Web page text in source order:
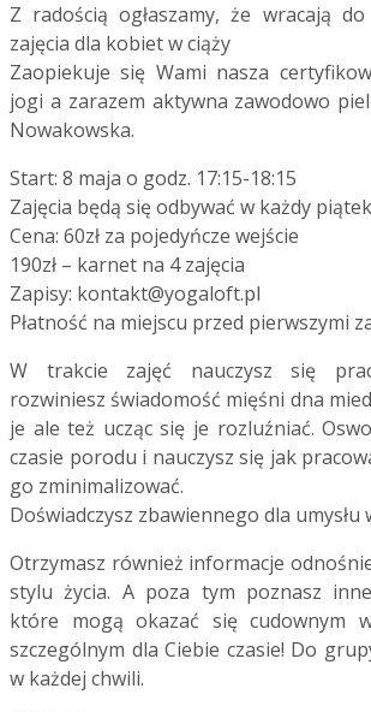
Z radością ogłaszamy, że wracają
zajęcia dla kobiet w ciąży
Zaopiekuje się Wami nasza
jogi a zarazem aktywna zawodowo
Nowakowska.
Start: 8 maja o godz. 17:15-18:15
Zajęcia będą się odbywać w każdy
Cena: 60zł za pojedyńcze wejście
190zł – karnet na 4 zajęcia
Zapisy: kontakt@yogaloft.pl
Płatność na miejscu przed pierwszymi
W trakcie zajęć nauczysz się
rozwiniesz świadomość mięśni dna
je ale też ucząc się je rozluźniać.
czasie porodu i nauczysz się jak
go zminimalizować.
Doświadczysz zbawiennego dla umysłu
Otrzymasz również informacje
stylu życia. A poza tym poznasz
które mogą okazać się cudownym
szczególnym dla Ciebie czasie! Do
w każdej chwili.